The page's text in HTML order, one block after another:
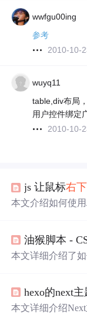
wwfgu00ing
参考
2010-10-
wuyq11
table,div布局
用户控件绑定
2010-10-
js 让鼠标右
本文介绍如何使用
油猴脚本 -
本文详细介绍了
hexo的next
本文详细介绍